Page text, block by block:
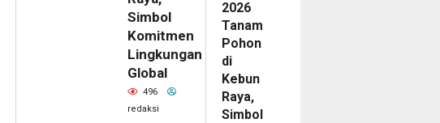
Simbol
Komitmen
Lingkungan
Global
496
redaksi
2026
Tanam
Pohon
di
Kebun
Raya,
Simbol